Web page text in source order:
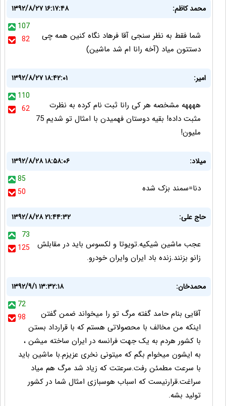
محمد کاظم:
۱۳۹۲/۸/۲۷ ۱۶:۱۷:۴۸
107
82
شما فقط به نظر سنجی آقا فرهاد نگاه کنین همه چی
دستتون میاد (آخه رانا ام شد ماشین)
امير:
۱۳۹۲/۸/۲۷ ۱۸:۴۲:۰۱
110
62
ههههه مشخصه هر کی رانا ثبت نام کرده به نظرت
مثبت داده! بقیه دوستان فهمیدن با امثال تو شدیم 75
ملیون!
میلاد:
۱۳۹۲/۸/۲۸ ۱۸:۵۸:۰۶
85
50
دنا=سمند بزک شده
حاج علی:
۱۳۹۲/۸/۲۸ ۲۱:۴۴:۳۲
73
125
عجب ماشین شیکیه.تویوتا و لکسوس باید در مقابلش
زانو بزنند.زنده باد ایران وایران خودرو.
محمدخان:
۱۳۹۲/۹/۱ ۱۳:۳۲:۱۸
72
98
آقایی بنام حامد گفته مرگ تو را میخواند ضمن گفتن
اینکه من مخالف با محصولاتی هستم که با قرارداد بستن
با کشور هردم به یک جهت فرانسه در ایران ساخته میشن ،
به ایشون میخوام بگم که میتونی نخری عزیزم.با ماشین باید
با سرعت مطمئن رفت.سرعتت که زیاد شد مرگ هم میاد
سراغت.قرارنیست که اسباب هوسبازی امثال شما در کشور
تولید بشه.